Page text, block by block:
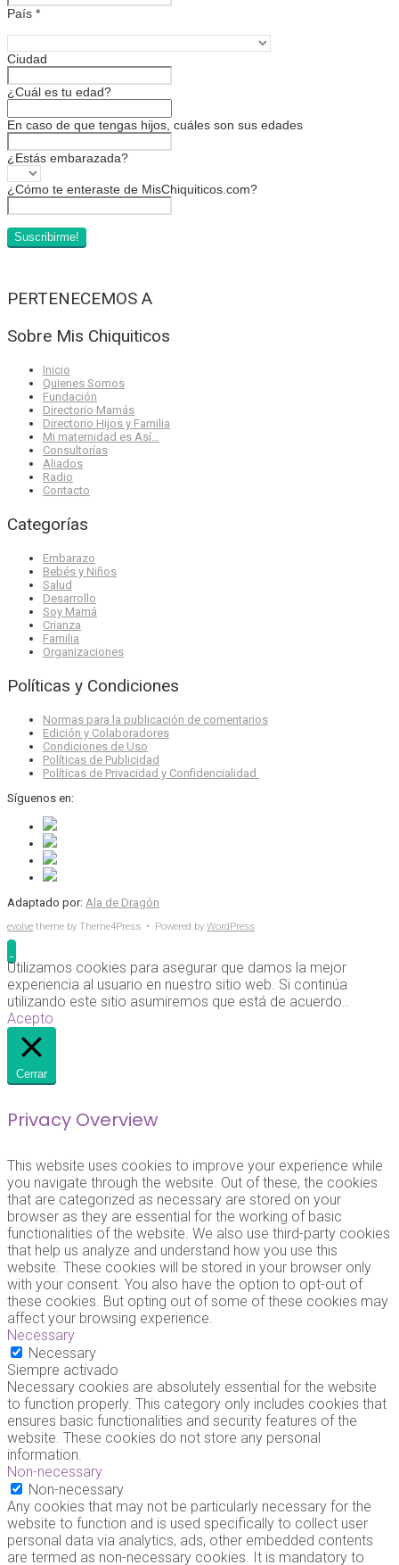
País *
Ciudad
¿Cuál es tu edad?
En caso de que tengas hijos, cuáles son sus edades
¿Estás embarazada?
¿Cómo te enteraste de MisChiquiticos.com?
PERTENECEMOS A
Sobre Mis Chiquiticos
Inicio
Quienes Somos
Fundación
Directorio Mamás
Directorio Hijos y Familia
Mi maternidad es Así…
Consultorías
Aliados
Radio
Contacto
Categorías
Embarazo
Bebés y Niños
Salud
Desarrollo
Soy Mamá
Crianza
Familia
Organizaciones
Políticas y Condiciones
Normas para la publicación de comentarios
Edición y Colaboradores
Condiciones de Uso
Políticas de Publicidad
Políticas de Privacidad y Confidencialidad
Síguenos en:
Adaptado por: Ala de Dragón
evolve theme by Theme4Press • Powered by WordPress
Utilizamos cookies para asegurar que damos la mejor
experiencia al usuario en nuestro sitio web. Si continúa
utilizando este sitio asumiremos que está de acuerdo..
Acepto
Cerrar
Privacy Overview
This website uses cookies to improve your experience while
you navigate through the website. Out of these, the cookies
that are categorized as necessary are stored on your
browser as they are essential for the working of basic
functionalities of the website. We also use third-party cookies
that help us analyze and understand how you use this
website. These cookies will be stored in your browser only
with your consent. You also have the option to opt-out of
these cookies. But opting out of some of these cookies may
affect your browsing experience.
Necessary
Necessary
Siempre activado
Necessary cookies are absolutely essential for the website
to function properly. This category only includes cookies that
ensures basic functionalities and security features of the
website. These cookies do not store any personal
information.
Non-necessary
Non-necessary
Any cookies that may not be particularly necessary for the
website to function and is used specifically to collect user
personal data via analytics, ads, other embedded contents
are termed as non-necessary cookies. It is mandatory to